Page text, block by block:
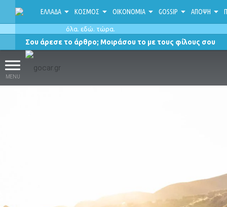
ΕΛΛΑΔΑ ΚΟΣΜΟΣ ΟΙΚΟΝΟΜΙΑ GOSSIP ΑΠΟΨΗ
όλα. εδώ. τώρα.
Σου άρεσε το άρθρο; Μοιράσου το με τους φίλους σου